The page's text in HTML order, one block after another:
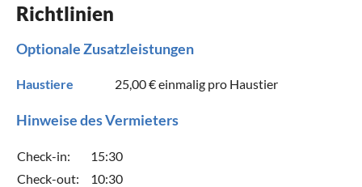
Richtlinien
Optionale Zusatzleistungen
Haustiere 25,00 €einmalig pro Haustier
Hinweise des Vermieters
Check-in:
15:30
Check-out:
10:30